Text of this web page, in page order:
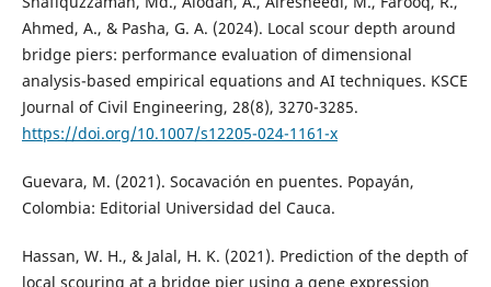
Ahmed, A., & Pasha, G. A. (2024). Local scour depth around
bridge piers: performance evaluation of dimensional
analysis-based empirical equations and AI techniques. KSCE
Journal of Civil Engineering, 28(8), 3270-3285.
https://doi.org/10.1007/s12205-024-1161-x
Guevara, M. (2021). Socavación en puentes. Popayán,
Colombia: Editorial Universidad del Cauca.
Hassan, W. H., & Jalal, H. K. (2021). Prediction of the depth of
local scouring at a bridge pier using a gene expression